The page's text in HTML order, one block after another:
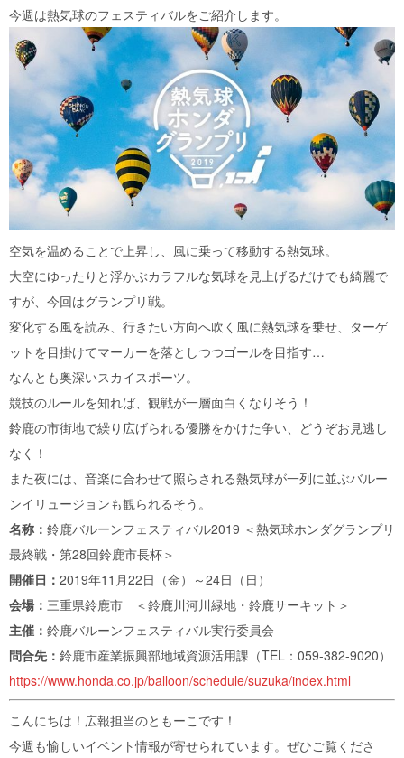
今週は熱気球のフェスティバルをご紹介します。
空気を温めることで上昇し、風に乗って移動する熱気球。
大空にゆったりと浮かぶカラフルな気球を見上げるだけでも綺麗で
すが、今回はグランプリ戦。
変化する風を読み、行きたい方向へ吹く風に熱気球を乗せ、ターゲ
ットを目掛けてマーカーを落としつつゴールを目指す…
なんとも奥深いスカイスポーツ。
競技のルールを知れば、観戦が一層面白くなりそう！
鈴鹿の市街地で繰り広げられる優勝をかけた争い、どうぞお見逃し
なく！
また夜には、音楽に合わせて照らされる熱気球が一列に並ぶバルー
ンイリュージョンも観られるそう。
名称： 鈴鹿バルーンフェスティバル2019 ＜熱気球ホンダグランプリ
最終戦・第28回鈴鹿市長杯＞
開催日： 2019年11月22日（金）～24日（日）
会場： 三重県鈴鹿市 ＜鈴鹿川河川緑地・鈴鹿サーキット＞
主催： 鈴鹿バルーンフェスティバル実行委員会
問合先： 鈴鹿市産業振興部地域資源活用課（TEL：059-382-9020）
https://www.honda.co.jp/balloon/schedule/suzuka/index.html
こんにちは！広報担当のともーこです！
今週も愉しいイベント情報が寄せられています。ぜひご覧くださ